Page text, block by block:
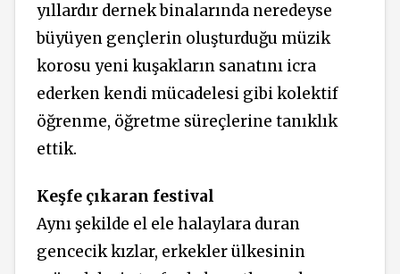
yıllardır dernek binalarında neredeyse
büyüyen gençlerin oluşturduğu müzik
korosu yeni kuşakların sanatını icra
ederken kendi mücadelesi gibi kolektif
öğrenme, öğretme süreçlerine tanıklık
ettik.
Keşfe çıkaran festival
Aynı şekilde el ele halaylara duran
gencecik kızlar, erkekler ülkesinin